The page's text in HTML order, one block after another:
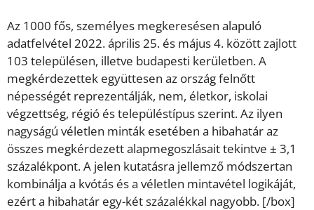
Az 1000 fős, személyes megkeresésen alapuló
adatfelvétel 2022. április 25. és május 4. között zajlott
103 településen, illetve budapesti kerületben. A
megkérdezettek együttesen az ország felnőtt
népességét reprezentálják, nem, életkor, iskolai
végzettség, régió és településtípus szerint. Az ilyen
nagyságú véletlen minták esetében a hibahatár az
összes megkérdezett alapmegoszlásait tekintve ± 3,1
százalékpont. A jelen kutatásra jellemző módszertan
kombinálja a kvótás és a véletlen mintavétel logikáját,
ezért a hibahatár egy-két százalékkal nagyobb. [/box]